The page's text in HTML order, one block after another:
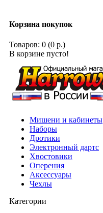
Корзина покупок
Товаров: 0 (0 р.)
В корзине пусто!
Мишени и кабинеты
Наборы
Дротики
Электронный дартс
Хвостовики
Оперения
Аксессуары
Чехлы
Категории